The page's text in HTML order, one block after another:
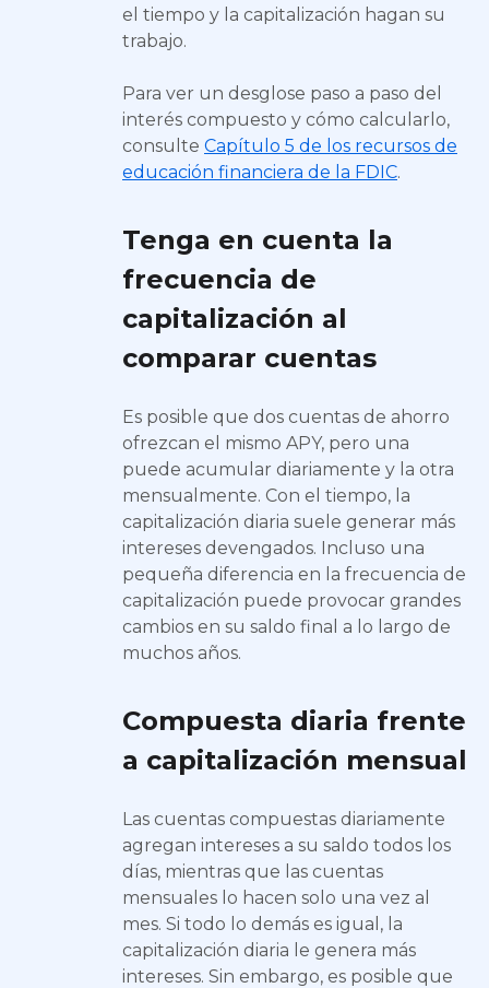
el tiempo y la capitalización hagan su
trabajo.
Para ver un desglose paso a paso del
interés compuesto y cómo calcularlo,
consulte Capítulo 5 de los recursos de
educación financiera de la FDIC.
Tenga en cuenta la
frecuencia de
capitalización al
comparar cuentas
Es posible que dos cuentas de ahorro
ofrezcan el mismo APY, pero una
puede acumular diariamente y la otra
mensualmente. Con el tiempo, la
capitalización diaria suele generar más
intereses devengados. Incluso una
pequeña diferencia en la frecuencia de
capitalización puede provocar grandes
cambios en su saldo final a lo largo de
muchos años.
Compuesta diaria frente
a capitalización mensual
Las cuentas compuestas diariamente
agregan intereses a su saldo todos los
días, mientras que las cuentas
mensuales lo hacen solo una vez al
mes. Si todo lo demás es igual, la
capitalización diaria le genera más
intereses. Sin embargo, es posible que